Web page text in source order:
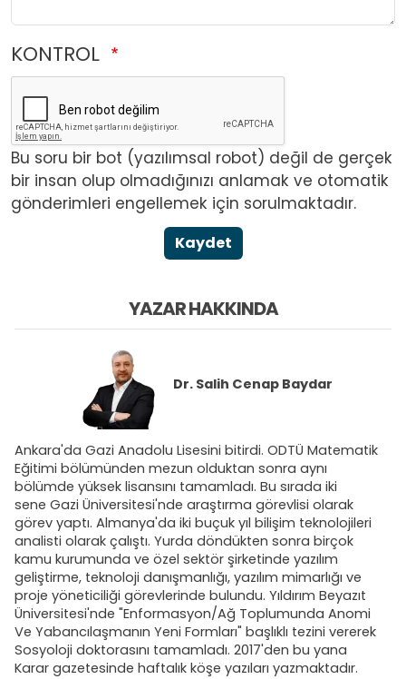
KONTROL
Bu soru bir bot (yazılımsal robot) değil de gerçek
bir insan olup olmadığınızı anlamak ve otomatik
gönderimleri engellemek için sorulmaktadır.
Kaydet
YAZAR HAKKINDA
Dr. Salih Cenap Baydar
Ankara'da Gazi Anadolu Lisesini bitirdi. ODTÜ Matematik
Eğitimi bölümünden mezun olduktan sonra aynı
bölümde yüksek lisansını tamamladı. Bu sırada iki
sene Gazi Üniversitesi'nde araştırma görevlisi olarak
görev yaptı. Almanya'da iki buçuk yıl bilişim teknolojileri
analisti olarak çalıştı. Yurda döndükten sonra birçok
kamu kurumunda ve özel sektör şirketinde yazılım
geliştirme, teknoloji danışmanlığı, yazılım mimarlığı ve
proje yöneticiliği görevlerinde bulundu. Yıldırım Beyazıt
Üniversitesi'nde "Enformasyon/Ağ Toplumunda Anomi
Ve Yabancılaşmanın Yeni Formları" başlıklı tezini vererek
Sosyoloji doktorasını tamamladı. 2017'den bu yana
Karar gazetesinde haftalık köşe yazıları yazmaktadır.